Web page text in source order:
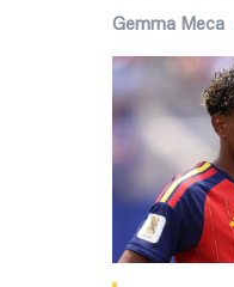
Gemma Meca